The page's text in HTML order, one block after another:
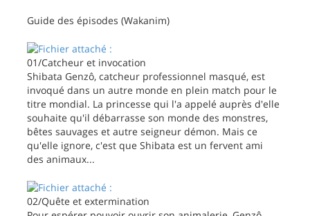
Guide des épisodes (Wakanim)
01/Catcheur et invocation
Shibata Genzô, catcheur professionnel masqué, est
invoqué dans un autre monde en plein match pour le
titre mondial. La princesse qui l'a appelé auprès d'elle
souhaite qu'il débarrasse son monde des monstres,
bêtes sauvages et autre seigneur démon. Mais ce
qu'elle ignore, c'est que Shibata est un fervent ami
des animaux...
02/Quête et extermination